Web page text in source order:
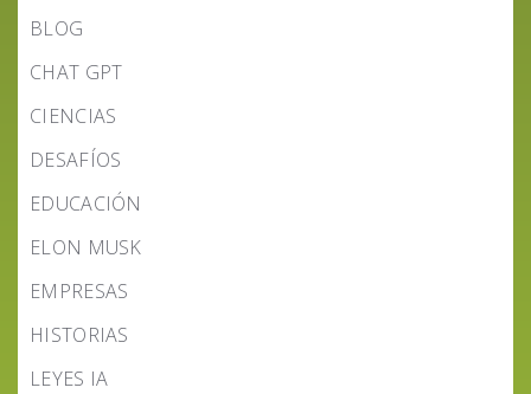
BLOG
CHAT GPT
CIENCIAS
DESAFÍOS
EDUCACIÓN
ELON MUSK
EMPRESAS
HISTORIAS
LEYES IA